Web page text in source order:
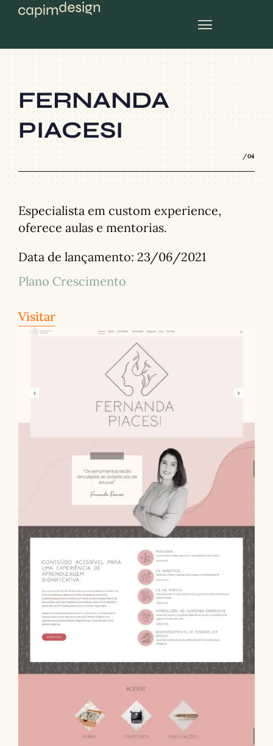
FERNANDA
PIACESI
/04
Especialista em custom experience,
oferece aulas e mentorias.
Data de lançamento: 23/06/2021
Plano Crescimento
Visitar